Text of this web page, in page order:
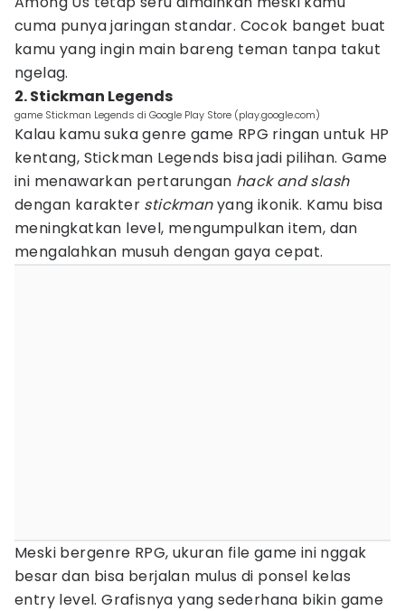
cuma punya jaringan standar. Cocok banget buat
kamu yang ingin main bareng teman tanpa takut
ngelag.
2. Stickman Legends
game Stickman Legends di Google Play Store (play.google.com)
Kalau kamu suka genre game RPG ringan untuk HP
kentang, Stickman Legends bisa jadi pilihan. Game
ini menawarkan pertarungan hack and slash
dengan karakter stickmanyang ikonik. Kamu bisa
meningkatkan level, mengumpulkan item, dan
mengalahkan musuh dengan gaya cepat.
Meski bergenre RPG, ukuran file game ini nggak
besar dan bisa berjalan mulus di ponsel kelas
entry level. Grafisnya yang sederhana bikin game